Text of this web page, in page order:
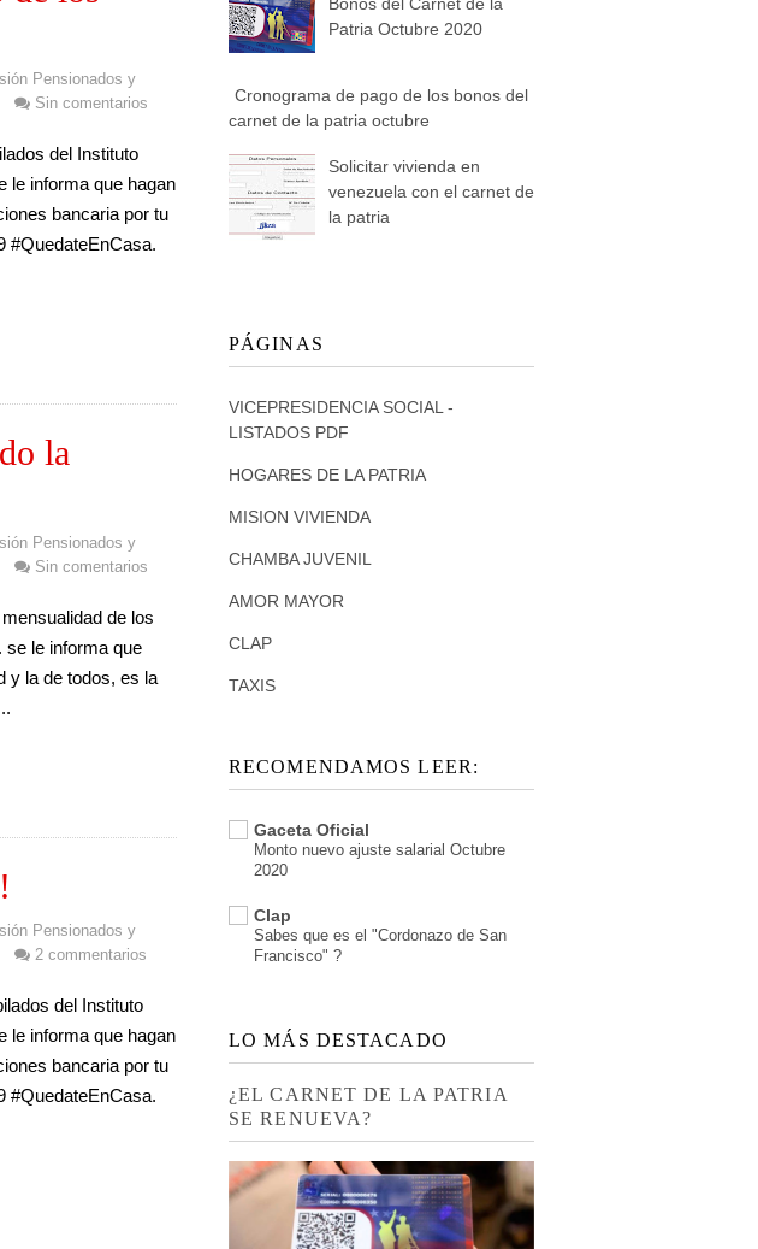
Pensionados y
Sin comentarios
del Instituto
le informa que hagan
bancaria por tu
#QuedateEnCasa.
la
Pensionados y
Sin comentarios
de los
se le informa que
y la de todos, es la
Pensionados y
2 commentarios
del Instituto
le informa que hagan
bancaria por tu
#QuedateEnCasa.
Patria Octubre 2020
Cronograma de pago de los bonos del
carnet de la patria octubre
Solicitar vivienda en
venezuela con el carnet de
la patria
PÁGINAS
VICEPRESIDENCIA SOCIAL -
LISTADOS PDF
HOGARES DE LA PATRIA
MISION VIVIENDA
CHAMBA JUVENIL
AMOR MAYOR
CLAP
TAXIS
RECOMENDAMOS LEER:
Gaceta Oficial
Monto nuevo ajuste salarial Octubre
2020
Clap
Sabes que es el "Cordonazo de San
Francisco" ?
LO MÁS DESTACADO
¿EL CARNET DE LA PATRIA
SE RENUEVA?